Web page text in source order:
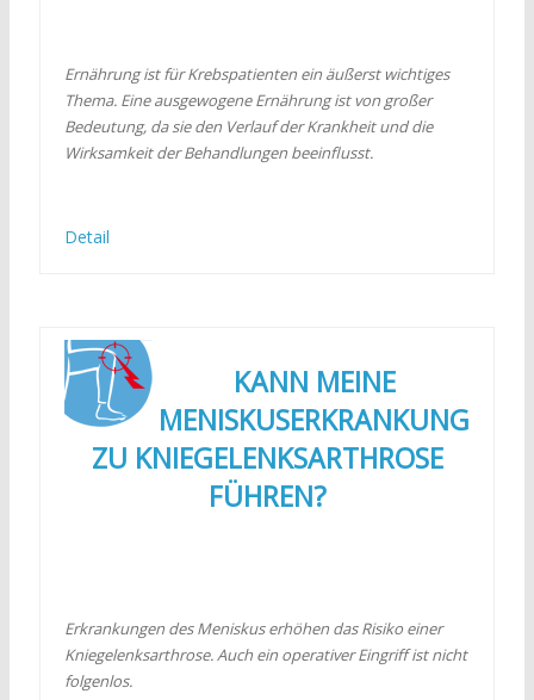
Ernährung ist für Krebspatienten ein äußerst wichtiges
Thema. Eine ausgewogene Ernährung ist von großer
Bedeutung, da sie den Verlauf der Krankheit und die
Wirksamkeit der Behandlungen beeinflusst.
Detail
KANN MEINE
MENISKUSERKRANKUNG
ZU KNIEGELENKSARTHROSE
FÜHREN?
Erkrankungen des Meniskus erhöhen das Risiko einer
Kniegelenksarthrose. Auch ein operativer Eingriff ist nicht
folgenlos.